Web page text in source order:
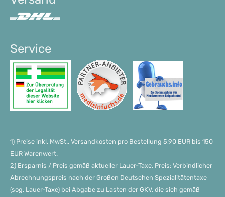
Service
1) Preise inkl. MwSt., Versandkosten pro Bestellung 5,90 EUR bis 150
EUR Warenwert.
2) Ersparnis / Preis gemäß aktueller Lauer-Taxe. Preis: Verbindlicher
Abrechnungspreis nach der Großen Deutschen Spezialitätentaxe
(sog. Lauer-Taxe) bei Abgabe zu Lasten der GKV, die sich gemäß